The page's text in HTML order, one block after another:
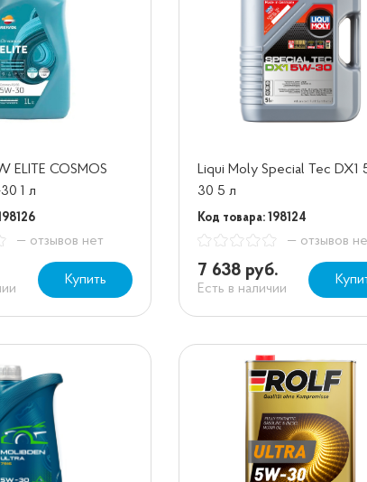
ELITE COSMOS
1 л
— отзывов нет
Купить
Liqui Moly Special Tec DX1
30 5 л
Код товара: 198124
— отзывов
7 638 руб.
Есть в наличии